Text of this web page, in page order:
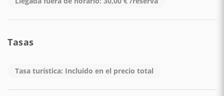
Tasas
Tasa turística: Incluido en el precio total